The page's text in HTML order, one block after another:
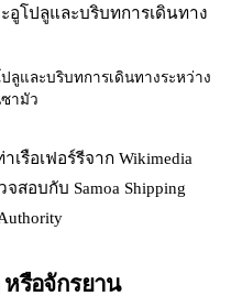
ลูและบริบทการเดินทางระหว่าง
ซามัว
เรือเฟอร์รีจาก Wikimedia
จสอบกับ Samoa Shipping
หรือจักรยาน